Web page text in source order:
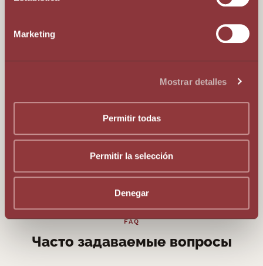
Marketing
Mostrar detalles
Permitir todas
Permitir la selección
Denegar
Иметь жильё в Княжестве
FAQ
Часто задаваемые вопросы